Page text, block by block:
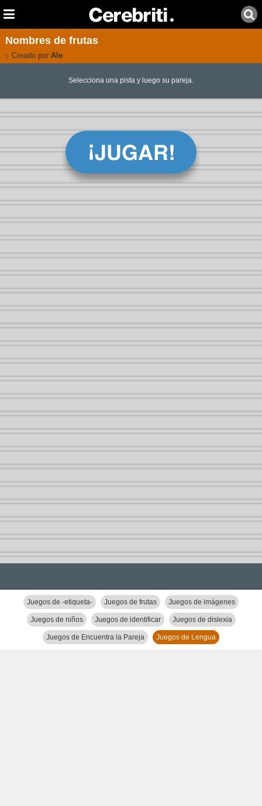
Nombres de frutas
Creado por:Ale
Selecciona una pista y luego su pareja.
Juegos de -etiqueta- Juegos de frutas Juegos de imágenes
Juegos de niños Juegos de identificar Juegos de dislexia
Juegos de Encuentra la Pareja Juegos de Lengua